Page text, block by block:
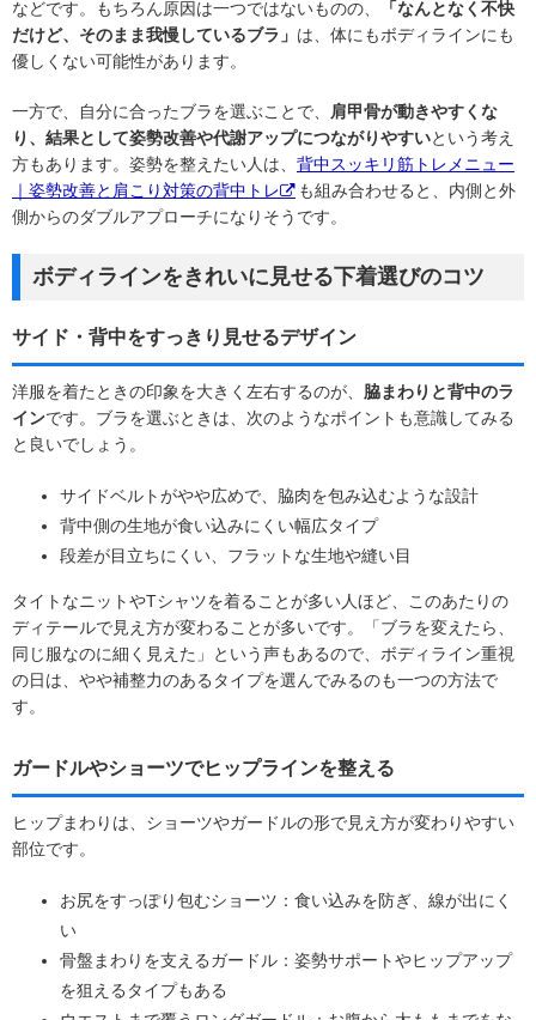
などです。もちろん原因は一つではないものの、
「なんとなく不快
だけど、そのまま我慢しているブラ」 は、体にもボディラインにも
優しくない可能性があります。
一方で、自分に合ったブラを選ぶことで、
肩甲骨が動きやすくな
り、結果として姿勢改善や代謝アップにつながりやすいという考え
方もあります。姿勢を整えたい人は、 背中スッキリ筋トレメニュー
｜姿勢改善と肩こり対策の背中トレ
も組み合わせると、内側と外
側からのダブルアプローチになりそうです。
ボディラインをきれいに見せる下着選びのコツ
サイド・背中をすっきり見せるデザイン
洋服を着たときの印象を大きく左右するのが、 脇まわりと背中のラ
インです。ブラを選ぶときは、次のようなポイントも意識してみる
と良いでしょう。
サイドベルトがやや広めで、脇肉を包み込むような設計
背中側の生地が食い込みにくい幅広タイプ
段差が目立ちにくい、フラットな生地や縫い目
タイトなニットやTシャツを着ることが多い人ほど、このあたりの
ディテールで見え方が変わることが多いです。「ブラを変えたら、
同じ服なのに細く見えた」という声もあるので、ボディライン重視
の日は、やや補整力のあるタイプを選んでみるのも一つの方法で
す。
ガードルやショーツでヒップラインを整える
ヒップまわりは、ショーツやガードルの形で見え方が変わりやすい
部位です。
お尻をすっぽり包むショーツ：食い込みを防ぎ、線が出にく
い
骨盤まわりを支えるガードル：姿勢サポートやヒップアップ
を狙えるタイプもある